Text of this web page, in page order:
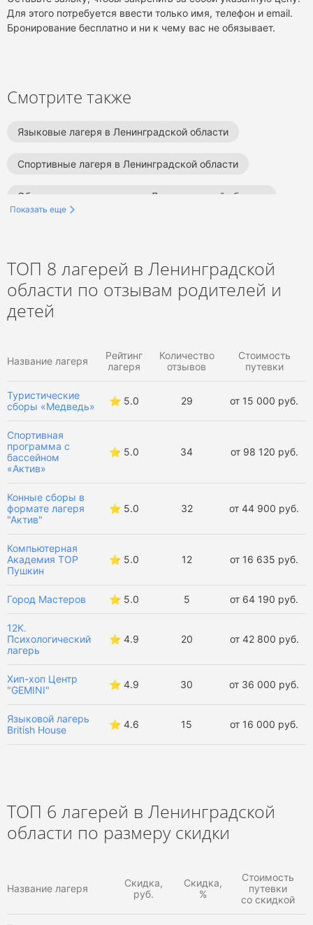
тренингов. Вспоминая себя, именно 12
коллегий помогли мне
сформироваться как личности в
было во мне тогда.
работу, которую они делают.
родителям и детям это потрясающее
Для этого потребуется ввести только имя, телефон и email.
Бронирование бесплатно и ни к чему вас не обязывает.
Смотрите также
Языковые лагеря в Ленинградской области
Спортивные лагеря в Ленинградской области
Образовательные лагеря в Ленинградской области
Тематические лагеря в Ленинградской области
Туристические лагеря в Ленинградской области
Оздоровительные лагеря в Ленинградской области
Футбольные лагеря в Ленинградской области
Театральные лагеря в Ленинградской области
Музыкальные лагеря в Ленинградской области
Робототехнические лагеря в Ленинградской области
Профориентационные лагеря в Ленинградской области
Весенние лагеря в Ленинградской области
Зимние лагеря в Ленинградской области
Показать еще
ТОП 8 лагерей в Ленинградской
области по отзывам родителей и
детей
Название лагеря
Рейтинг
лагеря
Количество
отзывов
Стоимость
путевки
Туристические
сборы «Медведь»
⭐️ 5.0 29 от 15 000 руб.
Спортивная
программа с
бассейном
«Актив»
⭐️ 5.0 34 от 98 120 руб.
Конные сборы в
формате лагеря
"Актив"
⭐️ 5.0 32 от 44 900 руб.
Компьютерная
Академия ТОР
Пушкин
⭐️ 5.0 12 от 16 635 руб.
Город Мастеров ⭐️ 5.0 5 от 64 190 руб.
12К.
Психологический
лагерь
⭐️ 4.9 20 от 42 800 руб.
Хип-хоп Центр
"GEMINI"
⭐️ 4.9 30 от 36 000 руб.
Языковой лагерь
British House
⭐️ 4.6 15 от 16 000 руб.
ТОП 6 лагерей в Ленинградской
области по размеру скидки
Название лагеря
Скидка,
руб.
Скидка,
%
Стоимость
путевки
со скидкой